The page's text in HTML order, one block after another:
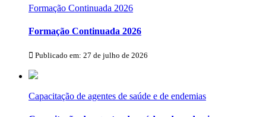
Formação Continuada 2026
Formação Continuada 2026
Publicado em: 27 de julho de 2026
Capacitação de agentes de saúde e de endemias